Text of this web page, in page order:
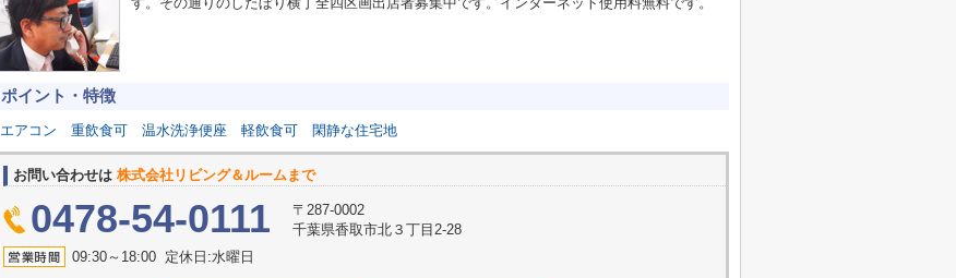
ポイント・特徴
エアコン 重飲食可 温水洗浄便座 軽飲食可 閑静な住宅地
お問い合わせは 株式会社リビング＆ルームまで
0478-54-0111
〒287-0002
千葉県香取市北３丁目2-28
09:30～18:00 定休日:水曜日